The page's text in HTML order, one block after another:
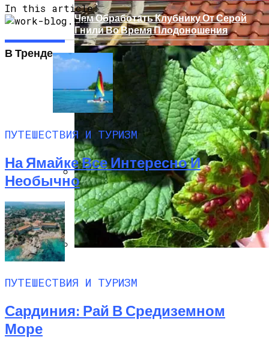
Марcа Алам (Египет) Описание Курорта
Преимущества Крыши С Покрытием Из
Экологически Чистых Материалов
Чем Обработать Клубнику От Серой
Гнили Во Время Плодоношения
Листьях Смородины
In this article:
В Тренде
ПУТЕШЕСТВИЯ И ТУРИЗМ
На Ямайке Все Интересно И
Необычно
ПУТЕШЕСТВИЯ И ТУРИЗМ
Сардиния: Рай В Средиземном
Море